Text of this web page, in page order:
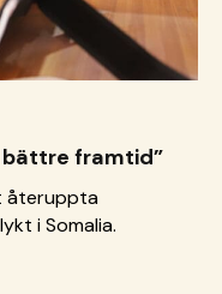
bättre framtid”
återuppta
i Somalia.